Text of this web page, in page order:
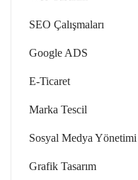
SEO Çalışmaları
Google ADS
E-Ticaret
Marka Tescil
Sosyal Medya Yönetimi
Grafik Tasarım